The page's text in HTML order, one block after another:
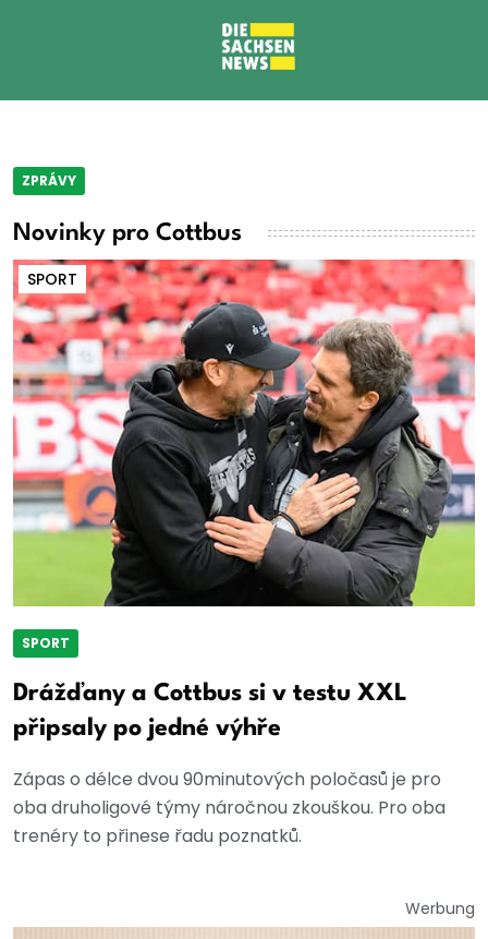
ZPRÁVY
Novinky pro Cottbus
SPORT
SPORT
Drážďany a Cottbus si v testu XXL
připsaly po jedné výhře
Zápas o délce dvou 90minutových poločasů je pro
oba druholigové týmy náročnou zkouškou. Pro oba
trenéry to přinese řadu poznatků.
Werbung